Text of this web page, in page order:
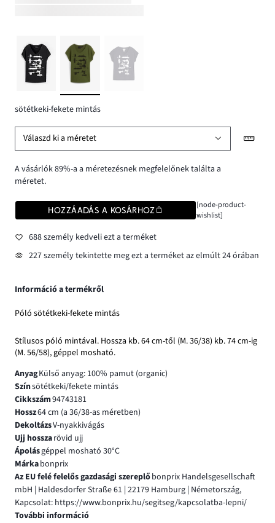
sötétkeki-fekete mintás
Válaszd ki a méretet
A vásárlók 89%-a a méretezésnek megfelelőnek találta a
méretet.
HOZZÁADÁS A KOSÁRHOZ
[node-product-
wishlist]
688 személy kedveli ezt a terméket
227 személy tekintette meg ezt a terméket az elmúlt 24 órában
Információ a termékről
Póló sötétkeki-fekete mintás
Stílusos póló mintával. Hossza kb. 64 cm-től (M. 36/38) kb. 74 cm-ig
(M. 56/58), géppel mosható.
AnyagKülső anyag: 100% pamut (organic)
Színsötétkeki/fekete mintás
Cikkszám94743181
Hossz64 cm (a 36/38-as méretben)
DekoltázsV-nyakkivágás
Ujj hosszarövid ujj
Ápolásgéppel mosható 30°C
Márkabonprix
Az EU felé felelős gazdasági szereplőbonprix Handelsgesellschaft
mbH | Haldesdorfer Straße 61 | 22179 Hamburg | Németország,
Kapcsolat: https://www.bonprix.hu/segitseg/kapcsolatba-lepni/
További információ